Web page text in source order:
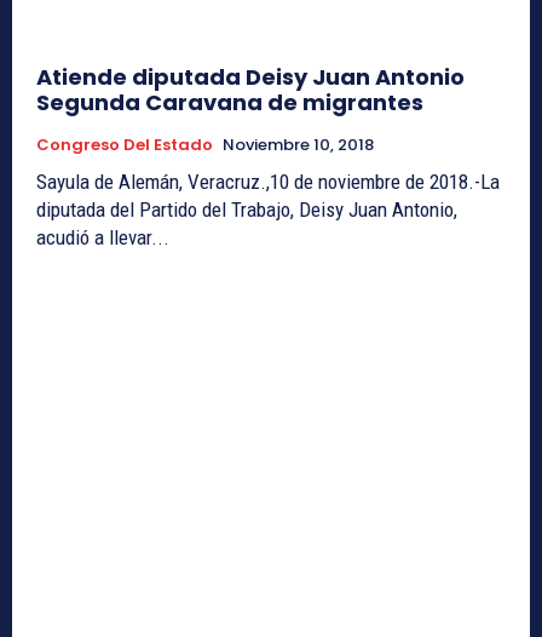
Atiende diputada Deisy Juan Antonio
Segunda Caravana de migrantes
Congreso Del Estado Noviembre 10, 2018
Sayula de Alemán, Veracruz.,10 de noviembre de 2018.-La
diputada del Partido del Trabajo, Deisy Juan Antonio,
acudió a llevar...